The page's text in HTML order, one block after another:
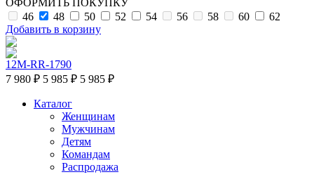
ОФОРМИТЬ ПОКУПКУ
46
48 50 52 54 56 58 60
62
Добавить в корзину
12M-RR-1790
7 980 ₽ 5 985 ₽ 5 985 ₽
Каталог
Женщинам
Мужчинам
Детям
Командам
Распродажа